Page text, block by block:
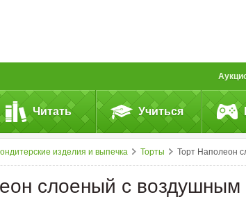
Читать Учиться
изделия и выпечка Торты Торт Наполеон слоеный с воздушным
слоеный с воздушным